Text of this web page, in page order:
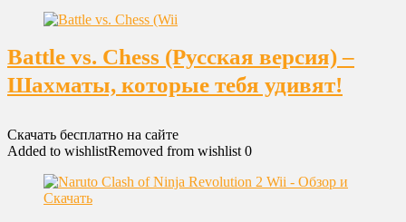
Battle vs. Chess (Русская версия) –
Шахматы, которые тебя удивят!
Скачать бесплатно на сайте
Added to wishlistRemoved from wishlist 0